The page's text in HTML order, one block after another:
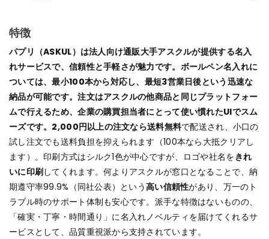
特徴
パプリ（ASKUL）は法人向け通販大手アスクルが提供する名入
れサービスで、信頼性と手軽さが魅力です。ボールペン名入れに
ついては、最小100本から対応し、最短3営業日後という迅速な
納品が可能です。注文はアスクルの他商品と同じプラットフォー
ムで行えるため、企業の購買担当者にとって使い慣れたUIでスム
ーズです。2,000円以上の注文なら送料無料で配送され、小口の
試し注文でも送料負担を抑えられます（100本なら大抵クリアし
ます）。印刷方式はシルク1色が中心ですが、ロゴや社名を きれ
いに印刷してくれます。何よりアスクルが窓口となることで、納
期遵守率99.9%（同社公表）という高い信頼性があり、万一のト
ラブル時のサポート体制も安心です。派手な特徴はないものの、
「確実・丁寧・時間通り」に名入れノベルティを届けてくれるサ
ービスとして、品質重視派から支持されています。